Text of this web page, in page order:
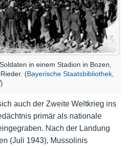
in einem Stadion in Bozen,
(Bayerische Staatsbibliothek,
)
auch der Zweite Weltkrieg ins
primär als nationale
Nach der Landung
(Juli 1943), Mussolinis